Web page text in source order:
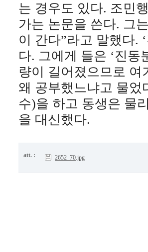
는 경우도 있다. 조민
가는 논문을 쓴다. 그
이 간다”라고 말했다.
다. 그에게 들은 ‘진동
량이 길어졌으므로
왜 공부했느냐고 물었
수)을 하고 동생은 물
을 대신했다.
att. : 2652_70.jpg